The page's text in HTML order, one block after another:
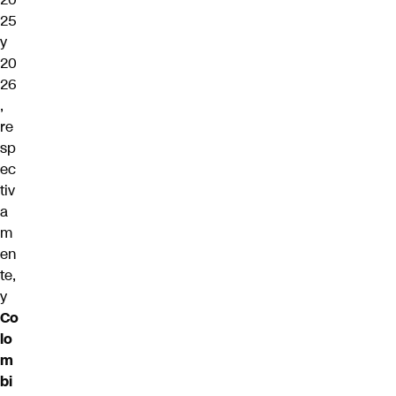
25
y
20
26
,
re
sp
ec
tiv
a
m
en
te,
y
Co
lo
m
bi